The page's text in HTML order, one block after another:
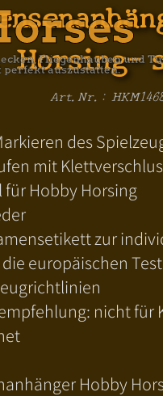
Fliegenhauben und
perfekt auszustatten.
Horsing-
Art.Nr.:
des
mit
für Hobby Horsing
zur
europäischen
nicht für
Hobby